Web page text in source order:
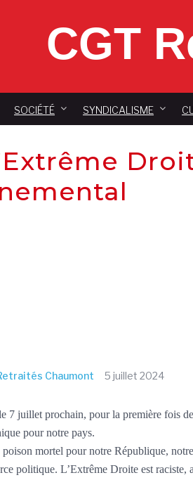
CGT
SOCIÉTÉ SYNDICALISME
Chaumont 5 juillet 2024
7 juillet prochain, pour la première fois
pour notre pays.
mortel pour notre République,
politique. L’Extrême Droite est